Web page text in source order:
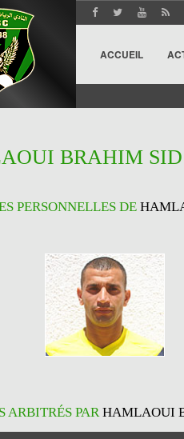
ACCUEIL
BRAHIM
PERSONNELLES DE
ARBITRÉS PARHAMLAOUI